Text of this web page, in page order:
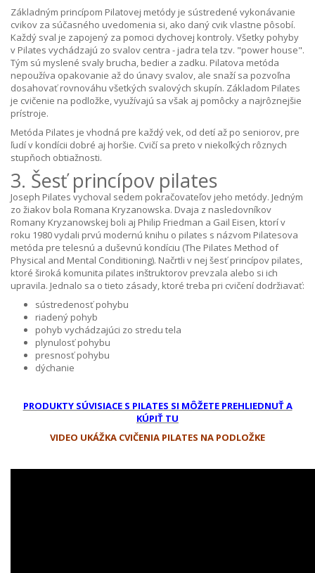
Základným princípom Pilatovej metódy je sústredené vykonávanie
cvikov za súčasného uvedomenia si, ako daný cvik vlastne pôsobí.
Každý sval je zapojený za pomoci dychovej kontroly. Všetky pohyby
v Pilates vychádzajú zo svalov centra - jadra tela tzv. "power house".
Tým sú myslené svaly brucha, bedier a zadku. Pilatova metóda
nepoužíva opakovanie až do únavy svalov, ale snaží sa pozvoľna
dosahovať rovnováhu všetkých svalových skupín. Základom Pilates
je cvičenie na podložke, využívajú sa však aj pomôcky a najrôznejšie
prístroje.
Metóda Pilates je vhodná pre každý vek, od detí až po seniorov, pre
ľudí v kondícii dobré aj horšie. Cvičí sa preto v niekoľkých rôznych
stupňoch obtiažnosti.
3. Šesť princípov pilates
Joseph Pilates vychoval sedem pokračovateľov jeho metódy. Jedným
zo žiakov bola Romana Kryzanowska. Dvaja z nasledovníkov
Romany Kryzanowskej boli aj Philip Friedman a Gail Eisen, ktorí v
roku 1980 vydali prvú modernú knihu o pilates s názvom Pilatesova
metóda pre telesnú a duševnú kondíciu (The Pilates Method of
Physical and Mental Conditioning). Načrtli v nej šesť princípov pilates,
ktoré široká komunita pilates inštruktorov prevzala alebo si ich
upravila. Jednalo sa o tieto zásady, ktoré treba pri cvičení dodržiavať:
sústredenosť pohybu
riadený pohyb
pohyb vychádzajúci zo stredu tela
plynulosť pohybu
presnosť pohybu
dýchanie
PRODUKTY SÚVISIACE S PILATES SI MÔŽETE PREHLIEDNUŤ A
KÚPIŤ TU
VIDEO UKÁŽKA CVIČENIA PILATES NA PODLOŽKE